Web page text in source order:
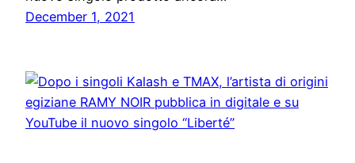
December 1, 2021